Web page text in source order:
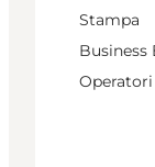
Stampa
Business
Operatori